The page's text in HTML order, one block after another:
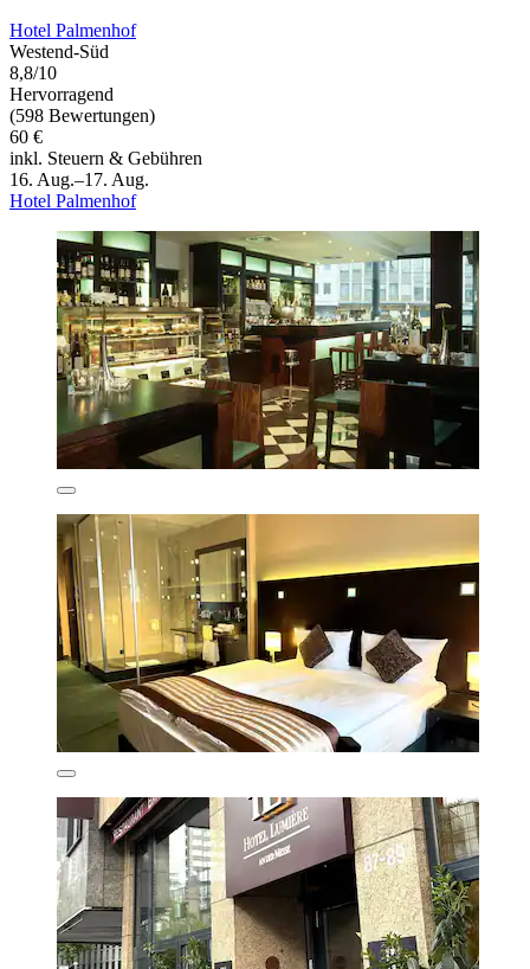
Hotel Palmenhof
Westend-Süd
8,8/10
Hervorragend
(598 Bewertungen)
60 €
inkl. Steuern & Gebühren
16. Aug.–17. Aug.
Hotel Palmenhof